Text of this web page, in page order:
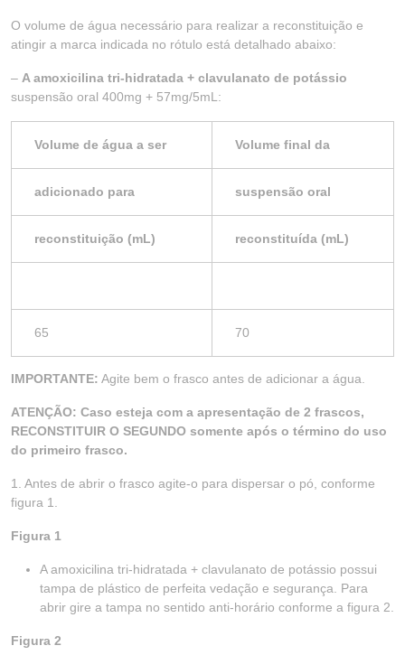
O volume de água necessário para realizar a reconstituição e
atingir a marca indicada no rótulo está detalhado abaixo:
– A amoxicilina tri-hidratada + clavulanato de potássio
suspensão oral 400mg + 57mg/5mL:
Volume de água a ser Volume final da
adicionado para suspensão oral
reconstituição (mL) reconstituída (mL)
65 70
IMPORTANTE: Agite bem o frasco antes de adicionar a água.
ATENÇÃO: Caso esteja com a apresentação de 2 frascos,
RECONSTITUIR O SEGUNDO somente após o término do uso
do primeiro frasco.
1. Antes de abrir o frasco agite-o para dispersar o pó, conforme
figura 1.
Figura 1
A amoxicilina tri-hidratada + clavulanato de potássio possui
tampa de plástico de perfeita vedação e segurança. Para
abrir gire a tampa no sentido anti-horário conforme a figura 2.
Figura 2